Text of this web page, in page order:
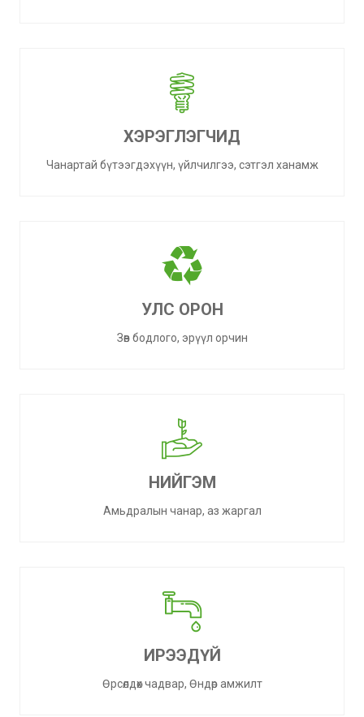
ХЭРЭГЛЭГЧИД
Чанартай бүтээгдэхүүн, үйлчилгээ, сэтгэл ханамж
УЛС ОРОН
Зөв бодлого, эрүүл орчин
НИЙГЭМ
Амьдралын чанар, аз жаргал
ИРЭЭДҮЙ
Өрсөлдөх чадвар, Өндөр амжилт